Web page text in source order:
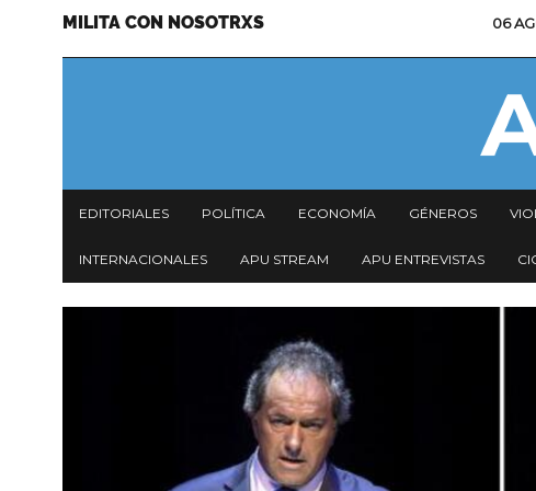
Menu
MILITA CON NOSOTRXS 06
Navegación
principal
EDITORIALES POLÍTICA ECONOMÍA GÉNEROS
INTERNACIONALES APU STREAM APU ENTREVISTAS